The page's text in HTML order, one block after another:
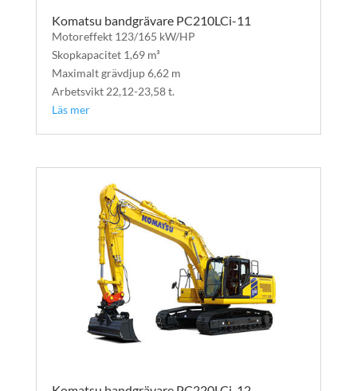
Komatsu bandgrävare PC210LCi-11
Motoreffekt 123/165 kW/HP
Skopkapacitet 1,69 m³
Maximalt grävdjup 6,62 m
Arbetsvikt 22,12-23,58 t.
Läs mer